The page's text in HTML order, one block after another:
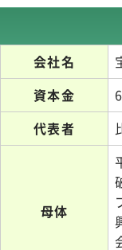
会社名
資本金
代表者
母体